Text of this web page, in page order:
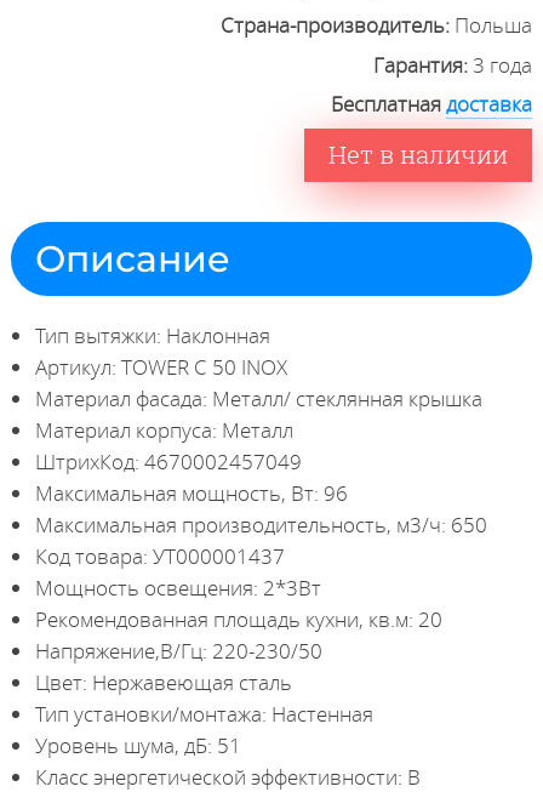
Страна-производитель: Польша
Гарантия:3 года
Бесплатнаядоставка
Нет в наличии
Описание
Тип вытяжки: Наклонная
Артикул: TOWER C 50 INOX
Материал фасада: Металл/ стеклянная крышка
Материал корпуса: Металл
ШтрихКод: 4670002457049
Максимальная мощность, Вт: 96
Максимальная производительность, м3/ч: 650
Код товара: УТ000001437
Мощность освещения: 2*3Вт
Рекомендованная площадь кухни, кв.м: 20
Напряжение,В/Гц: 220-230/50
Цвет: Нержавеющая сталь
Тип установки/монтажа: Настенная
Уровень шума, дБ: 51
Класс энергетической эффективности: B